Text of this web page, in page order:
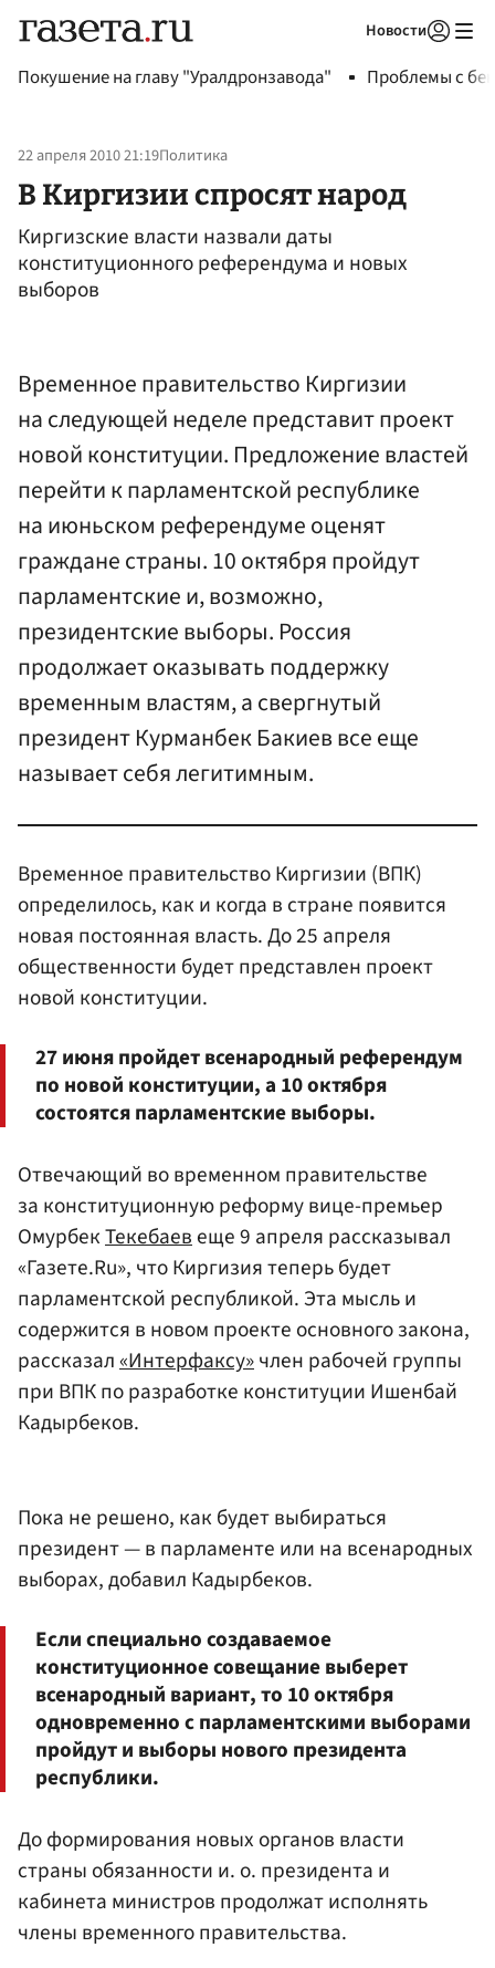
Новости
Покушение на главу "Уралдронзавода" Проблемы с
22 апреля 2010 21:19Политика
В Киргизии спросят народ
Киргизские власти назвали даты
конституционного референдума и новых
выборов
Временное правительство Киргизии
на следующей неделе представит проект
новой конституции. Предложение властей
перейти к парламентской республике
на июньском референдуме оценят
граждане страны. 10 октября пройдут
парламентские и, возможно,
президентские выборы. Россия
продолжает оказывать поддержку
временным властям, а свергнутый
президент Курманбек Бакиев все еще
называет себя легитимным.
Временное правительство Киргизии (ВПК)
определилось, как и когда в стране появится
новая постоянная власть. До 25 апреля
общественности будет представлен проект
новой конституции.
27 июня пройдет всенародный референдум
по новой конституции, а 10 октября
состоятся парламентские выборы.
Отвечающий во временном правительстве
за конституционную реформу вице-премьер
ОмурбекТекебаевеще 9 апреля рассказывал
«Газете.Ru», что Киргизия теперь будет
парламентской республикой. Эта мысль и
содержится в новом проекте основного закона,
рассказал«Интерфаксу»член рабочей группы
при ВПК по разработке конституции Ишенбай
Кадырбеков.
Пока не решено, как будет выбираться
президент — в парламенте или на всенародных
выборах, добавил Кадырбеков.
Если специально создаваемое
конституционное совещание выберет
всенародный вариант, то 10 октября
одновременно с парламентскими выборами
пройдут и выборы нового президента
республики.
До формирования новых органов власти
страны обязанности и. о. президента и
кабинета министров продолжат исполнять
члены временного правительства.